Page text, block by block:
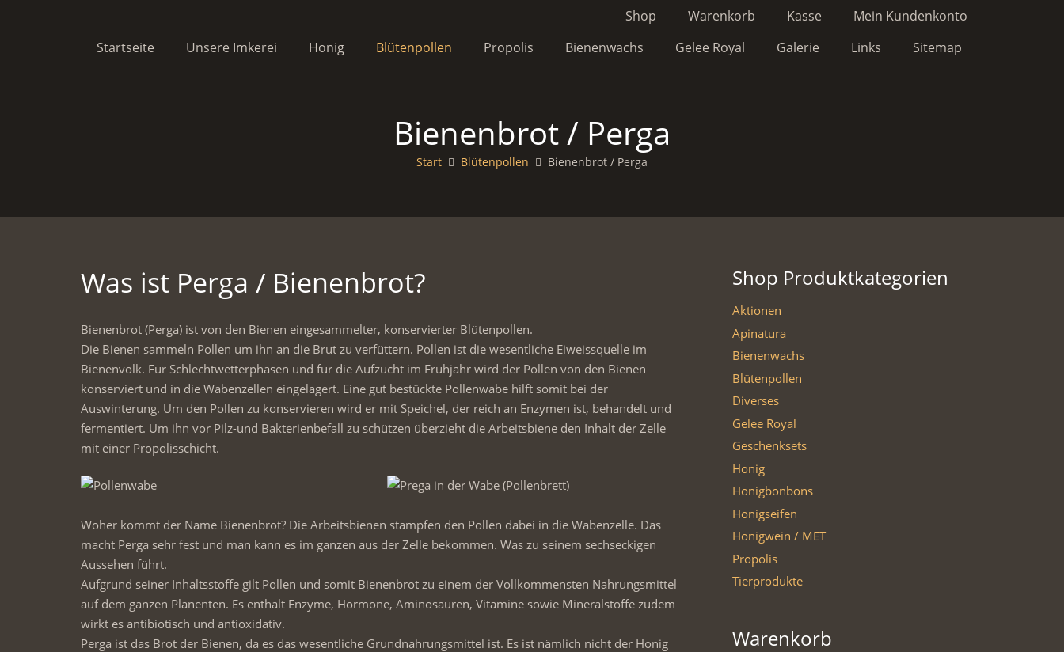
Shop Warenkorb Kasse
Mein Kundenkonto
Startseite
Unsere Imkerei Honig Blütenpollen Propolis Bienenwachs Gelee Royal Galerie Links Sitemap
Bienenbrot / Perga
Start Blütenpollen Bienenbrot / Perga
Was ist Perga / Bienenbrot?
Bienenbrot (Perga) ist von den Bienen eingesammelter, konservierter Blütenpollen.
Die Bienen sammeln Pollen um ihn an die Brut zu verfüttern. Pollen ist die wesentliche Eiweissquelle im
Bienenvolk. Für Schlechtwetterphasen und für die Aufzucht im Frühjahr wird der Pollen von den Bienen
konserviert und in die Wabenzellen eingelagert. Eine gut bestückte Pollenwabe hilft somit bei der
Auswinterung. Um den Pollen zu konservieren wird er mit Speichel, der reich an Enzymen ist, behandelt und
fermentiert. Um ihn vor Pilz-und Bakterienbefall zu schützen überzieht die Arbeitsbiene den Inhalt der Zelle
mit einer Propolisschicht.
Woher kommt der Name Bienenbrot? Die Arbeitsbienen stampfen den Pollen dabei in die Wabenzelle. Das
macht Perga sehr fest und man kann es im ganzen aus der Zelle bekommen. Was zu seinem sechseckigen
Aussehen führt.
Aufgrund seiner Inhaltsstoffe gilt Pollen und somit Bienenbrot zu einem der Vollkommensten Nahrungsmittel
auf dem ganzen Planenten. Es enthält Enzyme, Hormone, Aminosäuren, Vitamine sowie Mineralstoffe zudem
wirkt es antibiotisch und antioxidativ.
Perga ist das Brot der Bienen, da es das wesentliche Grundnahrungsmittel ist. Es ist nämlich nicht der Honig
Shop Produktkategorien
Aktionen
Apinatura
Bienenwachs
Blütenpollen
Diverses
Gelee Royal
Geschenksets
Honig
Honigbonbons
Honigseifen
Honigwein / MET
Propolis
Tierprodukte
Warenkorb